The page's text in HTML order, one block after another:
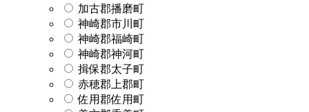
加古郡播磨町
神崎郡市川町
神崎郡福崎町
神崎郡神河町
揖保郡太子町
赤穂郡上郡町
佐用郡佐用町